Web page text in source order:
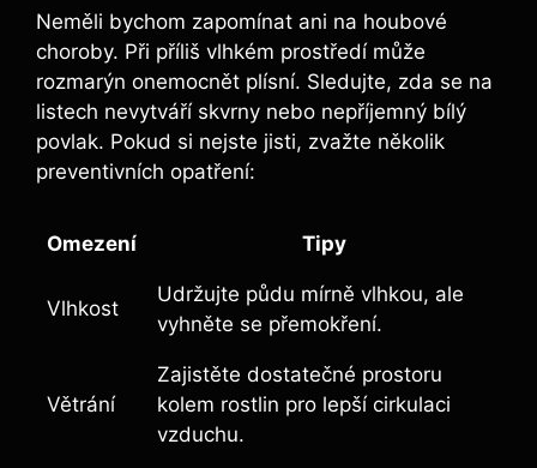
Neměli bychom⁣ zapomínat ani na houbové
‍choroby. Při příliš vlhkém prostředí⁤ může
rozmarýn onemocnět plísní. Sledujte, zda se na⁢
listech nevytváří skvrny nebo‌ nepříjemný bílý
povlak. Pokud⁤ si nejste jisti, zvažte několik
preventivních opatření:
Omezení Tipy
Vlhkost
Udržujte půdu mírně vlhkou, ale
vyhněte se‍ přemokření.
Větrání
Zajistěte dostatečné prostoru
kolem rostlin pro ⁤lepší cirkulaci
‌vzduchu.